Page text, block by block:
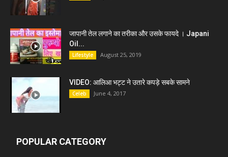
जापानी तेल लगाने का तरीका और उसके फायदे । Japani
Oil...
Lifestyle August 25, 2019
VIDEO: आलिआ भट्ट ने उतारे कपड़े सबके सामने
Celeb June 4, 2017
POPULAR CATEGORY